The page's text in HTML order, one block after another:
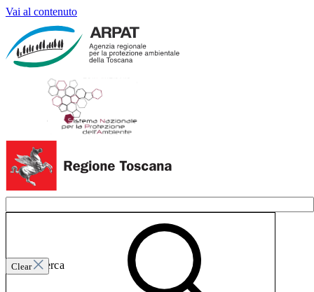
Vai al contenuto
Clear
Invia ricerca